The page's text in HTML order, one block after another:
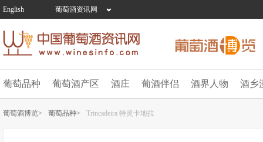
English 葡萄酒资讯网
葡萄品种 葡萄酒产区 酒庄 葡酒伴侣 酒界人物 酒乡
葡萄酒博览> 葡萄品种> Trincadeira 特灵卡地拉